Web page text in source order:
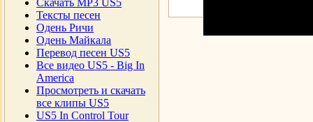
Скачать MP3 US5
Тексты песен
Одень Ричи
Одень Майкала
Перевод песен US5
Все видео US5 - Big In
America
Просмотреть и скачать
все клипы US5
US5 In Control Tour